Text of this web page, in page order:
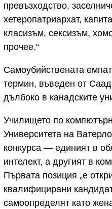
превъзходство,
хетеропатриархат,
класизъм, сексизъм,
прочее.“
Самоубийствената
термин, въведен от
дълбоко в канадските
Училището по
Университета на
конкурса — единият в
интелект, а другият в
Първата позиция „е
квалифицирани
самоопределят като